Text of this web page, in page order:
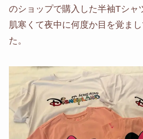
のショップで購入した半袖Tシャ
肌寒くて夜中に何度か目を覚ま
た。